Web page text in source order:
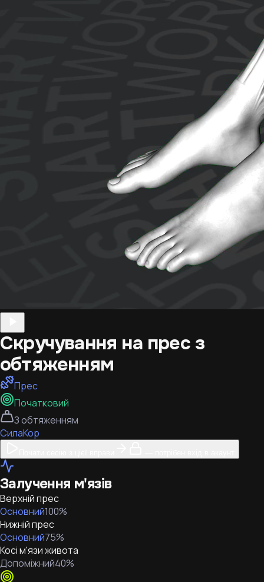
Скручування на прес з
обтяженням
Прес
Початковий
З обтяженням
СилаКор
Залучення м'язів
Верхній прес
Основний100%
Нижній прес
Основний75%
Косі м'язи живота
Допоміжний40%